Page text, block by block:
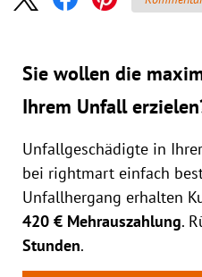
Sie wollen die
Ihrem Unfall
Unfallgeschädigte in
bei rightmart einfach
Unfallhergang erhalten
420 € Mehrauszahlung.
Stunden.